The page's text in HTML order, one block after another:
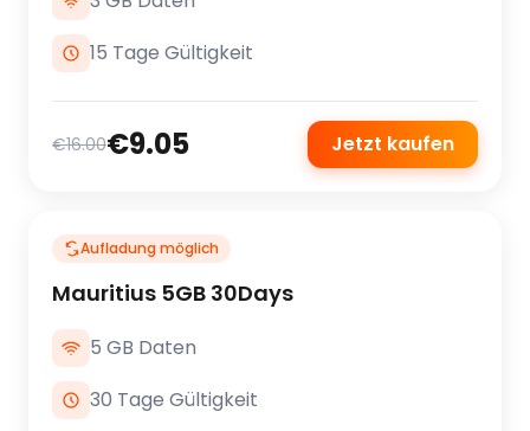
15 Tage Gültigkeit
€16.00€9.05 Jetzt kaufen
Aufladung möglich
Mauritius 5GB 30Days
5 GB Daten
30 Tage Gültigkeit